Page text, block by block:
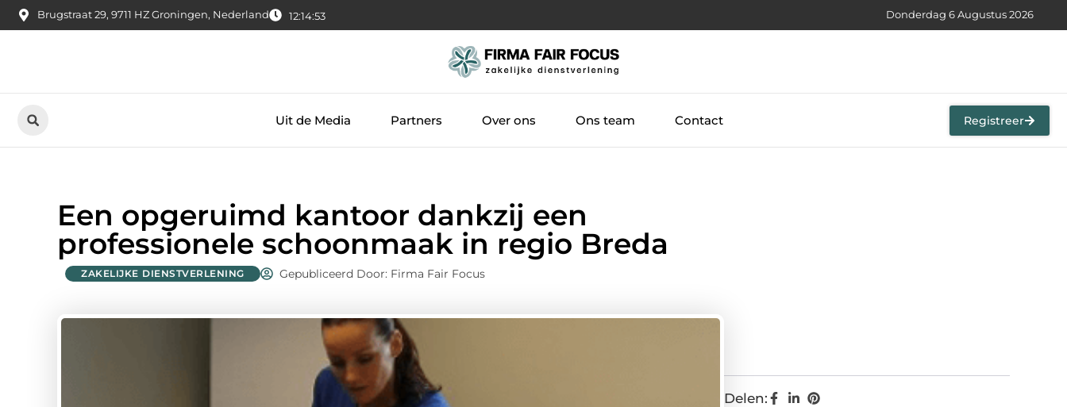
Brugstraat 29, 9711 HZ Groningen, Nederland 12:14:54 Donderdag 6 Augustus 2026
Uit de Media Partners Over ons Ons team Contact Registreer
Een opgeruimd kantoor dankzij een
professionele schoonmaak in regio Breda
ZAKELIJKE DIENSTVERLENING Gepubliceerd Door: Firma Fair Focus
Delen: